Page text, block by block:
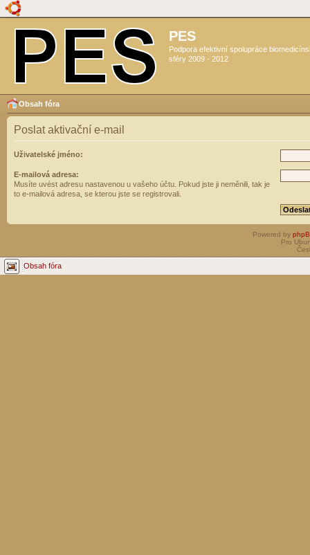
PES
Podpora efektivní spolupráce
sféry 2009 - 2012
Obsah fóra
Poslat aktivační e-mail
Uživatelské jméno:
E-mailová adresa:
Musíte uvést adresu nastavenou u vašeho účtu. Pokud jste ji neměnili, tak je
to e-mailová adresa, se kterou jste se registrovali.
Powered by
Pro
Obsah fóra